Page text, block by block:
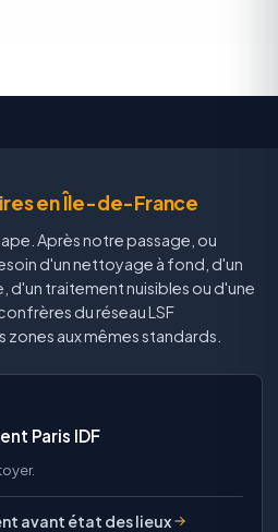
en Île-de-France
Après notre passage, ou
d'un nettoyage à fond, d'un
d'un traitement nuisibles ou d'une
du réseau LSF
zones aux mêmes standards.
Paris IDF
avant état des lieux